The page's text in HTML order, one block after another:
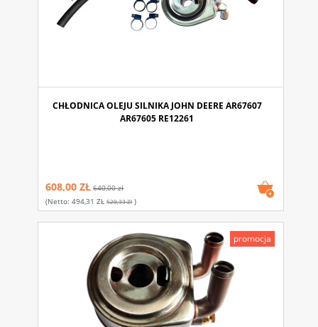
CHŁODNICA OLEJU SILNIKA JOHN DEERE AR67607
AR67605 RE12261
608,00 ZŁ 640,00 zł
(netto:494,31 ZŁ 520,33 Zł)
promocja